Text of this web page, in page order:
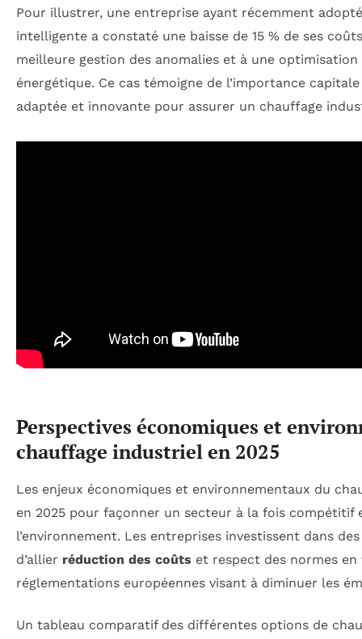
Pour illustrer, une entreprise ayant récemment
intelligente a constaté une baisse de 15 % de ses
meilleure gestion des anomalies et à une
énergétique. Ce cas témoigne de l’importance
adaptée et innovante pour assurer un chauffage
Perspectives économiques et
chauffage industriel en 2025
Les enjeux économiques et environnementaux du
en 2025 pour façonner un secteur à la fois compétitif
l’environnement. Les entreprises investissent dans
d’allier réduction des coûts et respect des normes
réglementations européennes visant à diminuer les
Un tableau comparatif des différentes options de